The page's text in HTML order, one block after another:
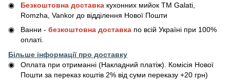
Безкоштовна доставка кухонних мийок ТМ Galati,
Romzha, Vankor до відділення Нової Пошти
Ванни - безкоштовна доставка по всій Україні при 100%
оплаті.
Більше інформації про доставку
Оплата при отриманні (Накладний платіж). Комісія Нової
Пошти за переказ коштів 2% від суми переказу +20 грн)